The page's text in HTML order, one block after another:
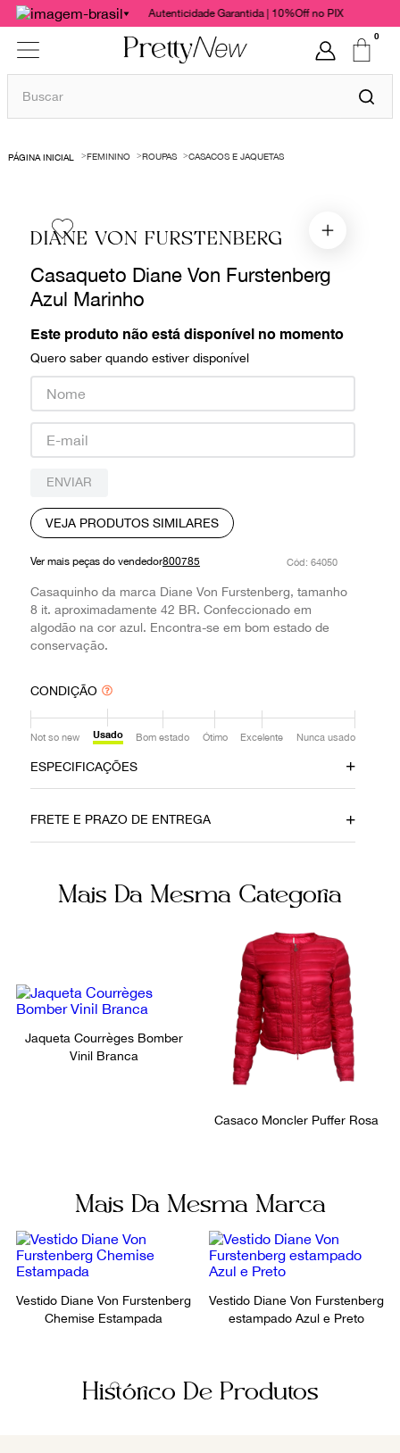
Autenticidade Garantida | 10%Off no PIX
0
Buscar
FEMININO ROUPAS CASACOS E JAQUETAS
DIANE VON FURSTENBERG
Casaqueto Diane Von Furstenberg
Azul Marinho
Este produto não está disponível no momento
Quero saber quando estiver disponível
ENVIAR
VEJA PRODUTOS SIMILARES
Ver mais peças do vendedor800785 : 64050
Casaquinho da marca Diane Von Furstenberg, tamanho
8 it. aproximadamente 42 BR. Confeccionado em
algodão na cor azul. Encontra-se em bom estado de
conservação.
CONDIÇÃO
Not so new Usado Bom estado Ótimo Excelente Nunca usado
ESPECIFICAÇÕES
11092023 Algodão
Azul 800785
Tamanho
FRETE E PRAZO DE ENTREGA
Não sei meu CEP
Mais Da Mesma Categoria
Jaqueta Courrèges Bomber
Vinil Branca
Casaco Moncler Puffer Rosa
Mais Da Mesma Marca
Vestido Diane Von Furstenberg
Chemise Estampada
Vestido Diane Von Furstenberg
estampado Azul e Preto
Histórico De Produtos
1º
bolsas
chanel
gucci
paula raia
burberry
louis vuitton
prada